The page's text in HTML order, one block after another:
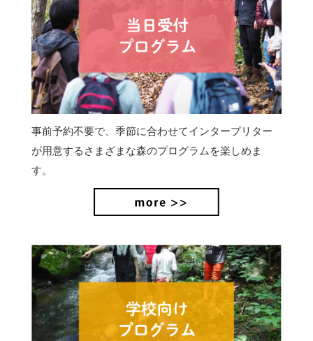
事前予約不要で、季節に合わせてインタープリター
が用意するさまざまな森のプログラムを楽しめま
す。